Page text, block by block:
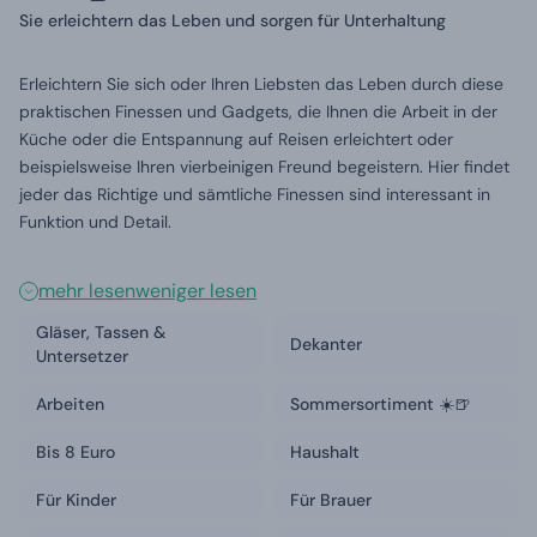
Sie erleichtern das Leben und sorgen für Unterhaltung
Erleichtern Sie sich oder Ihren Liebsten das Leben durch diese
praktischen Finessen und Gadgets, die Ihnen die Arbeit in der
Küche oder die Entspannung auf Reisen erleichtert oder
beispielsweise Ihren vierbeinigen Freund begeistern. Hier findet
jeder das Richtige und sämtliche Finessen sind interessant in
Funktion und Detail.
mehr lesenweniger lesen
Gläser, Tassen &
Untersetzer
Dekanter
Arbeiten Sommersortiment ☀️🍺
Bis 8 Euro Haushalt
Für Kinder Für Brauer